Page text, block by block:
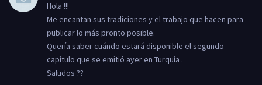
Hola !!!
Me encantan sus tradiciones y el trabajo que hacen para
publicar lo más pronto posible.
Quería saber cuándo estará disponible el segundo
capítulo que se emitió ayer en Turquía .
Saludos ??